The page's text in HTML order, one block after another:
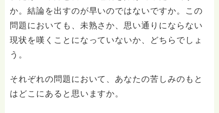
か。結論を出すのが早いのではないですか。この
問題においても、未熟さか、思い通りにならない
現状を嘆くことになっていないか、どちらでしょ
う。
それぞれの問題において、あなたの苦しみのもと
はどこにあると思いますか。